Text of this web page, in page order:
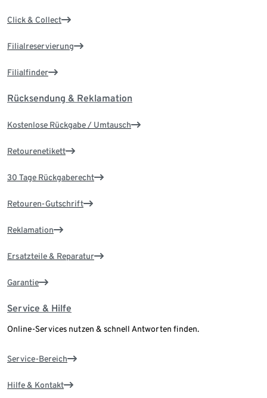
Click & Collect
Filialreservierung
Filialfinder
Rücksendung & Reklamation
Kostenlose Rückgabe / Umtausch
Retourenetikett
30 Tage Rückgaberecht
Retouren-Gutschrift
Reklamation
Ersatzteile & Reparatur
Garantie
Service & Hilfe
Online-Services nutzen & schnell Antworten finden.
Service-Bereich
Hilfe & Kontakt